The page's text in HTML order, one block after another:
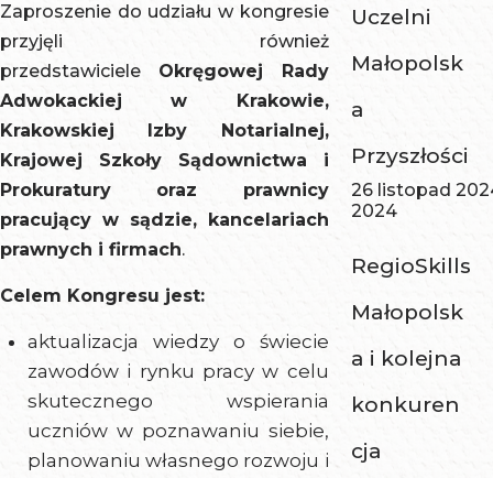
Zaproszenie do udziału w kongresie
przyjęli również
przedstawiciele Okręgowej Rady
Adwokackiej w Krakowie,
Krakowskiej Izby Notarialnej,
Krajowej Szkoły Sądownictwa i
Prokuratury oraz prawnicy
pracujący w sądzie, kancelariach
prawnych i firmach.
Celem Kongresu jest:
aktualizacja wiedzy o świecie
zawodów i rynku pracy w celu
skutecznego wspierania
uczniów w poznawaniu siebie,
planowaniu własnego rozwoju i
Uczelni
Małopolsk
a
Przyszłości
26 listopad
2024
RegioSkills
Małopolsk
a i kolejna
konkuren
cja